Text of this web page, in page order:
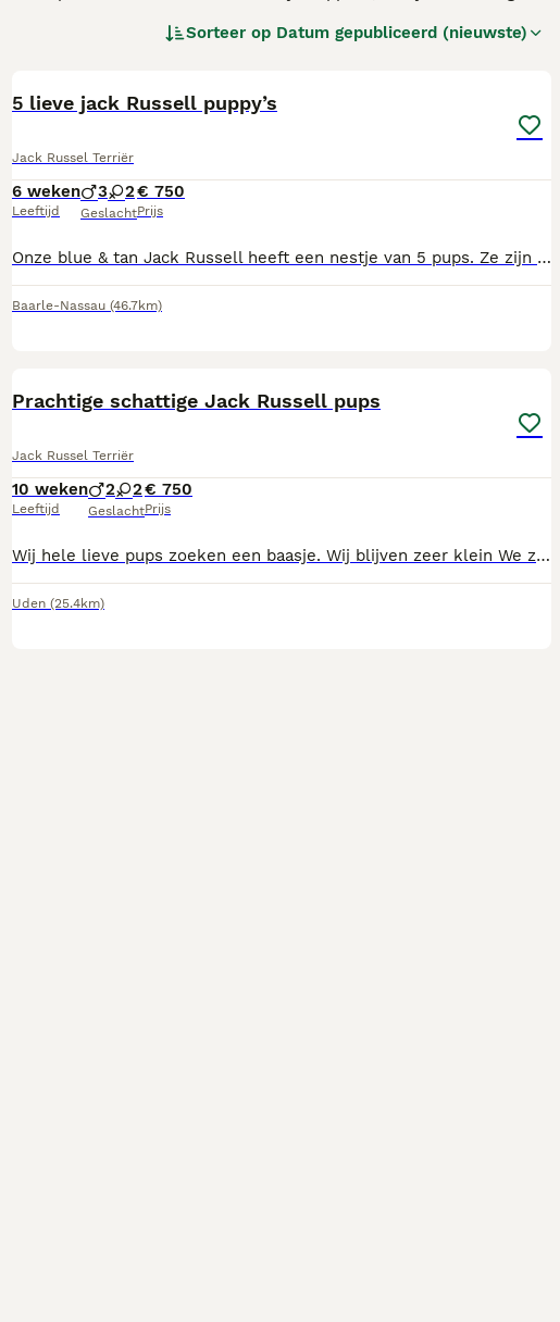
honden te zijn.
Sorteer op Datum gepubliceerd (nieuwste)
5 lieve jack Russell puppy’s
Jack Russel Terriër
6 weken
Leeftijd
3 2
Geslacht
€ 750
Prijs
Onze blue & tan Jack Russell heeft een nestje van 5 pups. Ze zijn opgegroeid in huis en worden goed gesocialiseerd. Ze zijn gechipt, gevaccineerd, ontwormd volgens schema en zijn nagekeken door de dierenarts en gezondverklaard. Ze zijn gewend aan andere honden en katten. Vader en moeder zijn beide aanwezig. 🩷 black merle teefje € 900,- 💙 black merle reutje € 900,- 🩷 black & tan teefje € 800,- 💙 black & tan reutje € 800,- 💙 bont reutje € 750,- Voor reservering vragen we een aanbetaling van €200,-
Baarle-Nassau (46.7km)
Prachtige schattige Jack Russell pups
Jack Russel Terriër
10 weken
Leeftijd
2 2
Geslacht
€ 750
Prijs
Wij hele lieve pups zoeken een baasje. Wij blijven zeer klein We zijn ingeënt ontwormd en gechipt Beide ouders zijn hier aanwezig. Zijn ook al helemaal gesocialiseerd Bel voor info naar 0651405527
Uden (25.4km)